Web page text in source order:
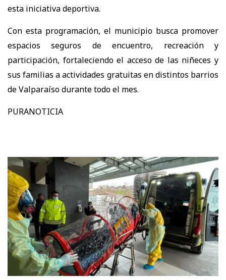
esta iniciativa deportiva.
Con esta programación, el municipio busca promover
espacios seguros de encuentro, recreación y
participación, fortaleciendo el acceso de las niñeces y
sus familias a actividades gratuitas en distintos barrios
de Valparaíso durante todo el mes.
PURANOTICIA